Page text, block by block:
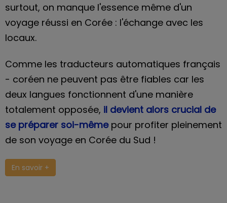
surtout, on manque l'essence même d'un
voyage réussi en Corée : l'échange avec les
locaux.
Comme les traducteurs automatiques français
- coréen ne peuvent pas être fiables car les
deux langues fonctionnent d'une manière
totalement opposée, il devient alors crucial de
se préparer soi-mêmepour profiter pleinement
de son voyage en Corée du Sud !
En savoir +